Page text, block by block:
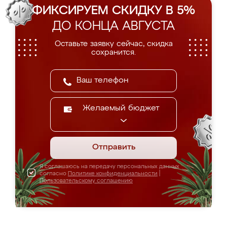
ФИКСИРУЕМ СКИДКУ В 5%
ДО КОНЦА АВГУСТА
Оставьте заявку сейчас, скидка
сохранится.
Желаемый бюджет
Отправить
Я соглашаюсь на передачу персональных данных
согласно Политике конфиденциальности
Пользовательскому соглашению